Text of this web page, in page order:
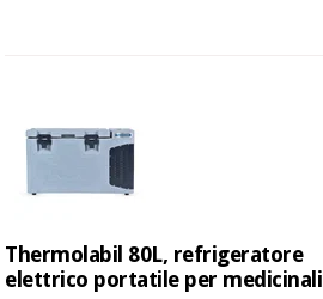
Thermolabil 80L, refrigeratore
elettrico portatile per medicinali